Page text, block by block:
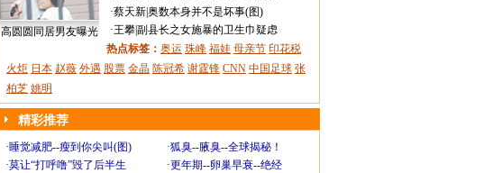
高圆圆同居男友曝光
·蔡天新|奥数本身并不是坏事(图)
·王攀|副县长之女施暴的卫生巾疑虑
热点标签： 奥运 珠峰 福娃 母亲节 印花税
火炬 日本 赵薇 外遇 股票 金晶 陈冠希 谢霆锋 CNN 中国足球 张
柏芝 姚明
精彩推荐
·睡觉减肥--瘦到你尖叫(图) ·狐臭--腋臭--全球揭秘！
·莫让“打呼噜”毁了后半生 ·更年期--卵巢早衰--绝经